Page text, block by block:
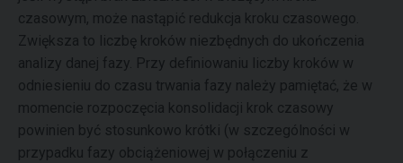
czasowym, może nastąpić redukcja kroku czasowego.
Zwiększa to liczbę kroków niezbędnych do ukończenia
analizy danej fazy. Przy definiowaniu liczby kroków w
odniesieniu do czasu trwania fazy należy pamiętać, że w
momencie rozpoczęcia konsolidacji krok czasowy
powinien być stosunkowo krótki (w szczególności w
przypadku fazy obciążeniowej w połączeniu z